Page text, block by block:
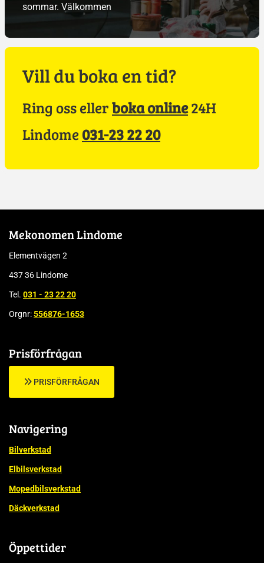
sommar. Välkommen
Vill du boka en tid?
Ring oss ellerboka online24H
Lindome031-23 22 20
Mekonomen Lindome
Elementvägen 2
437 36 Lindome
Tel. 031 - 23 22 20
Orgnr:556876-1653
Prisförfrågan
PRISFÖRFRÅGAN
Navigering
Bilverkstad
Elbilsverkstad
Mopedbilsverkstad
Däckverkstad
Öppettider